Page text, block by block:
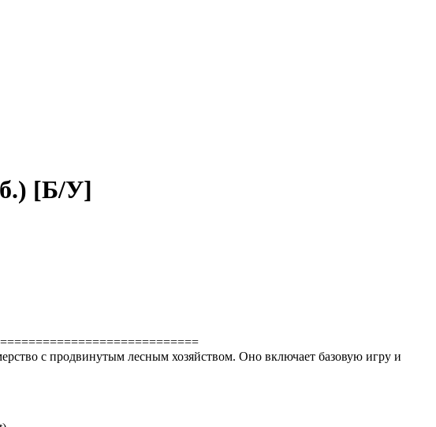
[Б/У]
с продвинутым лесным хозяйством. Оно включает базовую игру и